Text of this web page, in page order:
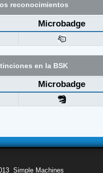
reconocimientos
Microbadge
en la BSK
Microbadge
,Simple Machines